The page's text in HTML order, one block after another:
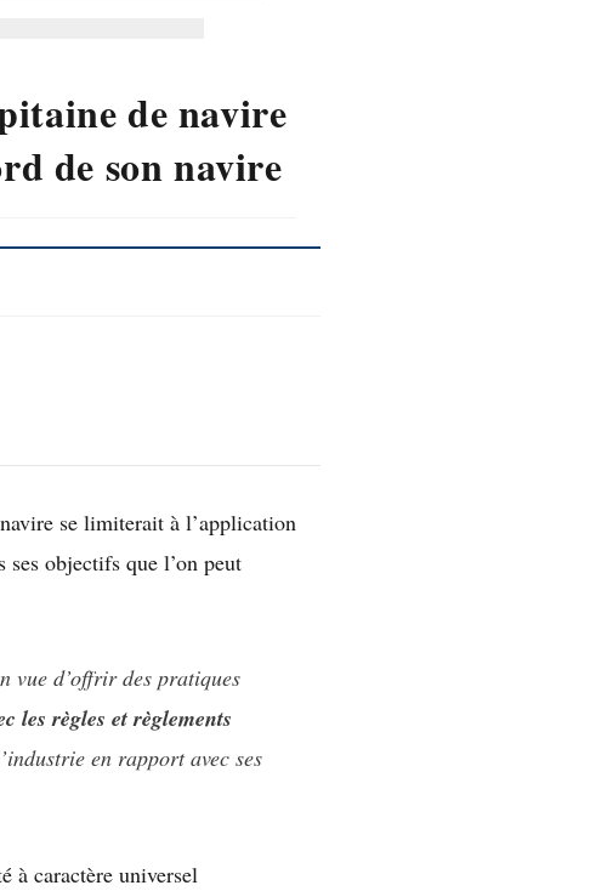
de navire
de son navire
se limiterait à l’application
objectifs que l’on peut
vue d’offrir des pratiques
les règles et règlements
en rapport avec ses
à caractère universel